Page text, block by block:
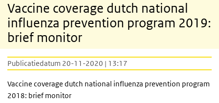
Vaccine coverage dutch national
influenza prevention program 2019:
brief monitor
Publicatiedatum 20-11-2020 | 13:17
Vaccine coverage dutch national influenza prevention program
2018: brief monitor